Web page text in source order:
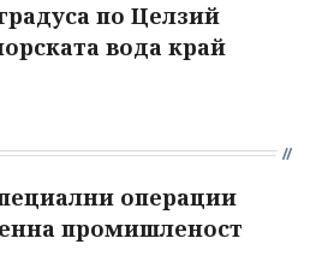
по Целзий
вода край
операции
промишленост